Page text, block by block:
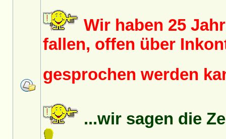
Wir haben 25
fallen, offen über
gesprochen werden
...wir sagen die